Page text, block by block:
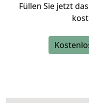
Füllen Sie jetzt